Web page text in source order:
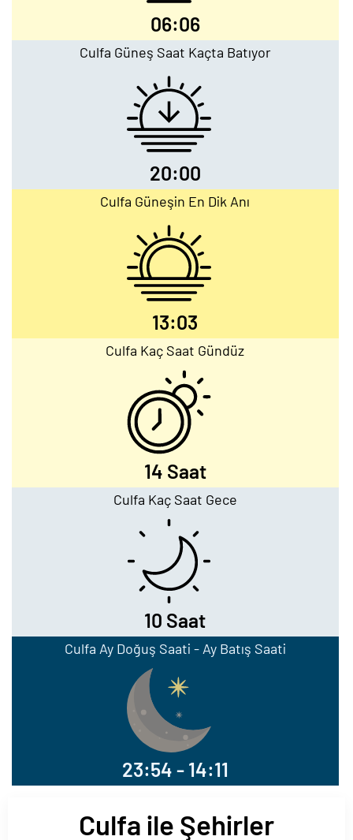
06:06
Culfa Güneş Saat Kaçta Batıyor
20:00
Culfa Güneşin En Dik Anı
13:03
Culfa Kaç Saat Gündüz
14 Saat
Culfa Kaç Saat Gece
10 Saat
Culfa Ay Doğuş Saati - Ay Batış Saati
23:54 - 14:11
Culfa ile Şehirler